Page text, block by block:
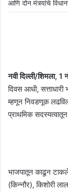
आणि दोन मंत्र्यांचे
नवी दिल्ली/शिमला, 1
दिवस आधी, सत्ताधारी
म्हणून निवडणूक
प्राथमिक
भाजपातून काढून
(किन्नौर), किशोरी